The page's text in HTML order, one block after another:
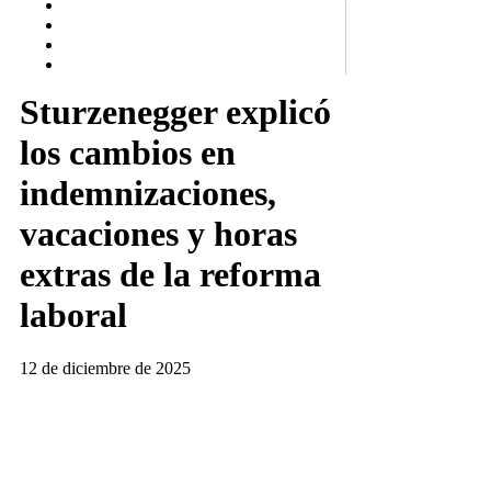
Sturzenegger explicó
los cambios en
indemnizaciones,
vacaciones y horas
extras de la reforma
laboral
12 de diciembre de 2025